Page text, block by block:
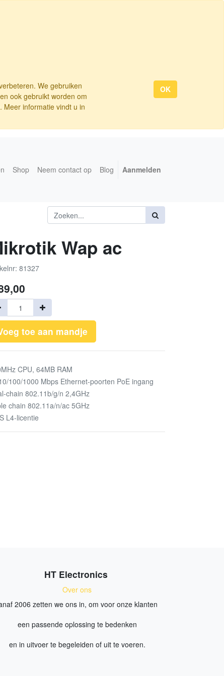
We gebruiken
ook gebruikt worden om
Meer informatie vindt u in
OK
Shop Neem contact op Blog Aanmelden
Wap ac
81327
toe aan mandje
CPU, 64MB RAM
100/1000 Mbps Ethernet-poorten PoE ingang
chain 802.11b/g/n 2,4GHz
chain 802.11a/n/ac 5GHz
L4-licentie
HT Electronics
Over ons
2006 zetten we ons in, om voor onze klanten
een passende oplossing te bedenken
en in uitvoer te begeleiden of uit te voeren.